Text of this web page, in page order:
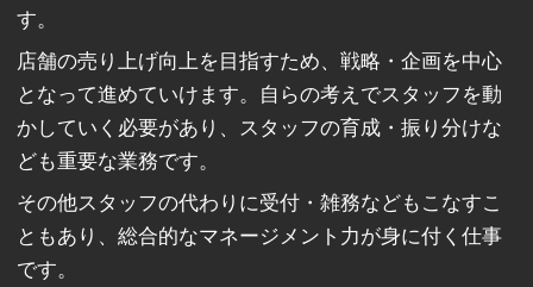
す。
店舗の売り上げ向上を目指すため、戦略・企画を中心
となって進めていけます。自らの考えでスタッフを動
かしていく必要があり、スタッフの育成・振り分けな
ども重要な業務です。
その他スタッフの代わりに受付・雑務などもこなすこ
ともあり、総合的なマネージメント力が身に付く仕事
です。